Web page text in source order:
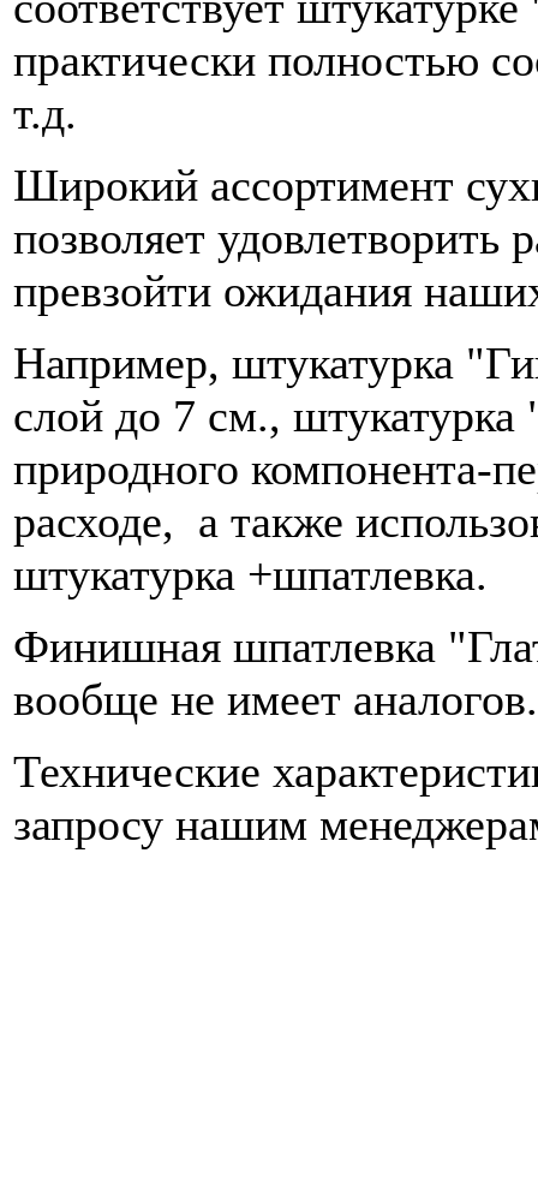
практически полностью
т.д.
Широкий ассортимент
позволяет удовлетворить
превзойти ожидания
Например, штукатурка
слой до 7 см.,
природного компонента-
расходе, а также
штукатурка +шпатлевка.
Финишная шпатлевка
вообще не имеет аналогов.
Технические
запросу нашим